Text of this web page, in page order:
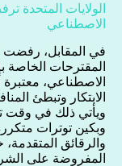
الولايات المتحدة
الاصطناعي
في المقابل، رفضت
المقترحات الخاصة
الاصطناعي،
الابتكار وتبطئ
ويأتي ذلك في وقت
وبكين توترات
والرقائق
المفروضة على